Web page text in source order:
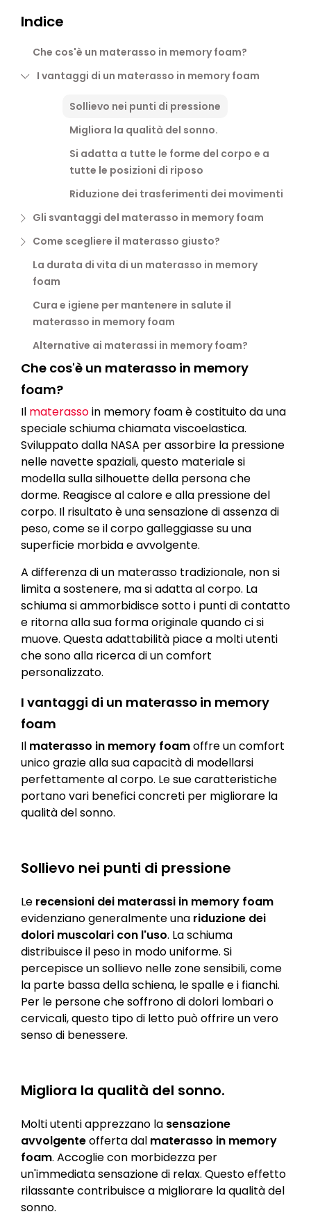
Indice
Che cos'è un materasso in memory foam?
I vantaggi di un materasso in memory foam
Sollievo nei punti di pressione
Migliora la qualità del sonno.
Si adatta a tutte le forme del corpo e a
tutte le posizioni di riposo
Riduzione dei trasferimenti dei movimenti
Gli svantaggi del materasso in memory foam
Come scegliere il materasso giusto?
La durata di vita di un materasso in memory
foam
Cura e igiene per mantenere in salute il
materasso in memory foam
Alternative ai materassi in memory foam?
Che cos'è un materasso in memory
foam?
Il materassoin memory foam è costituito da una
speciale schiuma chiamata viscoelastica.
Sviluppato dalla NASA per assorbire la pressione
nelle navette spaziali, questo materiale si
modella sulla silhouette della persona che
dorme. Reagisce al calore e alla pressione del
corpo. Il risultato è una sensazione di assenza di
peso, come se il corpo galleggiasse su una
superficie morbida e avvolgente.
A differenza di un materasso tradizionale, non si
limita a sostenere, ma si adatta al corpo. La
schiuma si ammorbidisce sotto i punti di contatto
e ritorna alla sua forma originale quando ci si
muove. Questa adattabilità piace a molti utenti
che sono alla ricerca di un comfort
personalizzato.
I vantaggi di un materasso in memory
foam
Il materasso in memory foamoffre un comfort
unico grazie alla sua capacità di modellarsi
perfettamente al corpo. Le sue caratteristiche
portano vari benefici concreti per migliorare la
qualità del sonno.
Sollievo nei punti di pressione
Le recensioni dei materassi in memory foam
evidenziano generalmente una riduzione dei
dolori muscolari con l'uso. La schiuma
distribuisce il peso in modo uniforme. Si
percepisce un sollievo nelle zone sensibili, come
la parte bassa della schiena, le spalle e i fianchi.
Per le persone che soffrono di dolori lombari o
cervicali, questo tipo di letto può offrire un vero
senso di benessere.
Migliora la qualità del sonno.
Molti utenti apprezzano la sensazione
avvolgenteofferta dal materasso in memory
foam. Accoglie con morbidezza per
un'immediata sensazione di relax. Questo effetto
rilassante contribuisce a migliorare la qualità del
sonno.